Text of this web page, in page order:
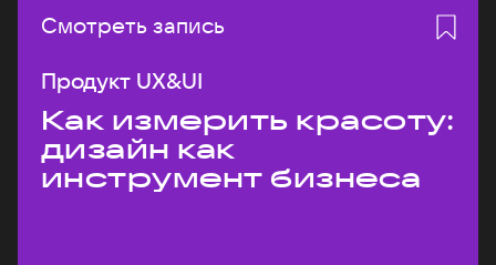
Смотреть запись
Продукт UX&UI
Как измерить красоту:
дизайн как
инструмент бизнеса